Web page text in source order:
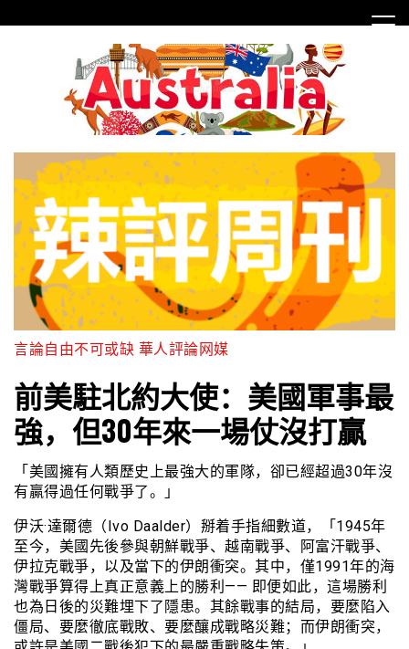
to
言論自由不可或缺 華人評論网媒
前美駐北約大使：美國軍事最
強，但30年來一場仗沒打贏
「美國擁有人類歷史上最強大的軍隊，卻已經超過30年沒
有贏得過任何戰爭了。」
伊沃·達爾德（Ivo Daalder）掰着手指細數道，「1945年
至今，美國先後參與朝鮮戰爭、越南戰爭、阿富汗戰爭、
伊拉克戰爭，以及當下的伊朗衝突。其中，僅1991年的海
灣戰爭算得上真正意義上的勝利—— 即便如此，這場勝利
也為日後的災難埋下了隱患。其餘戰事的結局，要麼陷入
僵局、要麼徹底戰敗、要麼釀成戰略災難；而伊朗衝突，